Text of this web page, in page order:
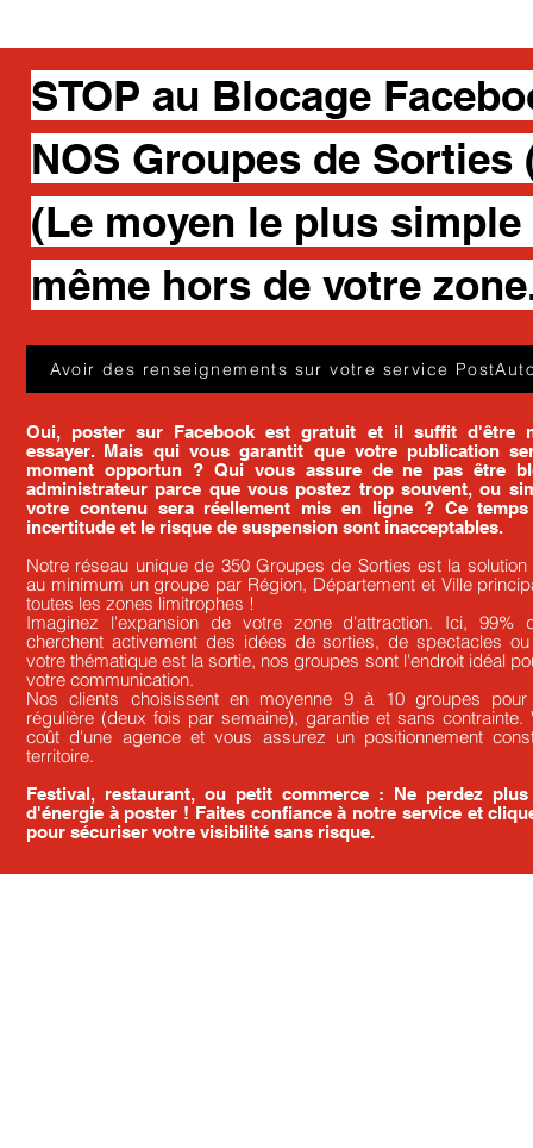
STOP au Blocage
NOS Groupes de Sorties
(Le moyen le plus
même hors de votre
Avoir des renseignements sur votre service
Oui, poster sur Facebook est gratuit et il suffit d'être
essayer. Mais qui vous garantit que votre publication
moment opportun ? Qui vous assure de ne pas être
administrateur parce que vous postez trop souvent, ou
votre contenu sera réellement mis en ligne ? Ce
incertitude et le risque de suspension sont inacceptables.
Notre réseau unique de 350 Groupes de Sorties est la
au minimum un groupe par Région, Département et Ville
toutes les zones limitrophes !
Imaginez l'expansion de votre zone d'attraction. Ici, 99%
cherchent activement des idées de sorties, de spectacles
votre thématique est la sortie, nos groupes sont l'endroit idéal
votre communication.
Nos clients choisissent en moyenne 9 à 10 groupes pour
régulière (deux fois par semaine), garantie et sans contrainte.
coût d'une agence et vous assurez un positionnement
territoire.
Festival, restaurant, ou petit commerce : Ne perdez
d'énergie à poster ! Faites confiance à notre service et
pour sécuriser votre visibilité sans risque.